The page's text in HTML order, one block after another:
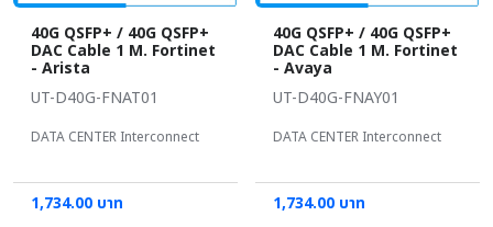
40G QSFP+ / 40G QSFP+
DAC Cable 1 M. Fortinet
- Arista
UT-D40G-FNAT01
DATA CENTER Interconnect
1,734.00 บาท
40G QSFP+ / 40G QSFP+
DAC Cable 1 M. Fortinet
- Avaya
UT-D40G-FNAY01
DATA CENTER Interconnect
1,734.00 บาท